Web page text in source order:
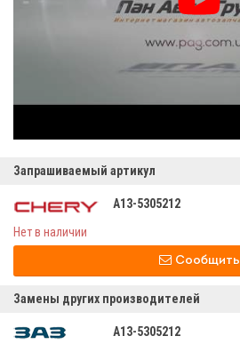
Запрашиваемый артикул
A13-5305212
Нет в наличии
Сообщить
Замены других производителей
A13-5305212